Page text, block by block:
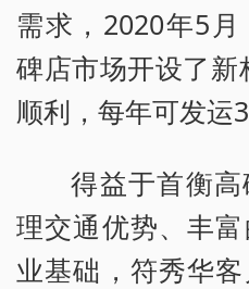
需求，2020年5
碑店市场开设了新
顺利，每年可发运
得益于首衡
理交通优势、丰
业基础，符秀华